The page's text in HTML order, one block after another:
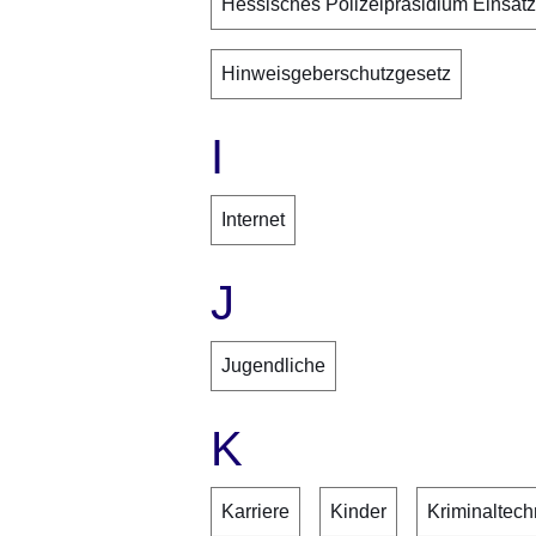
Hinweisgeberschutzgesetz
I
Internet
J
Jugendliche
K
Karriere Kinder